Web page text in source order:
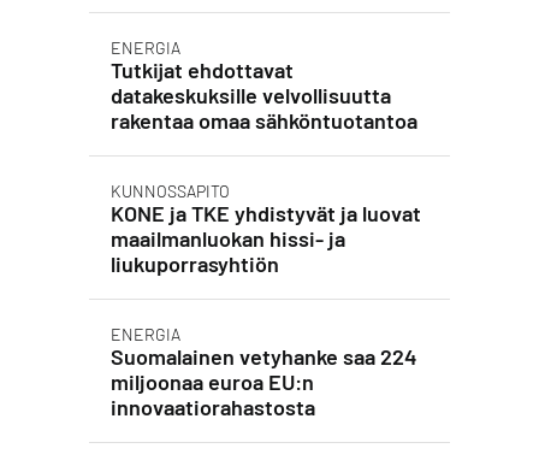
ENERGIA
Tutkijat ehdottavat
datakeskuksille velvollisuutta
rakentaa omaa sähköntuotantoa
KUNNOSSAPITO
KONE ja TKE yhdistyvät ja luovat
maailmanluokan hissi- ja
liukuporrasyhtiön
ENERGIA
Suomalainen vetyhanke saa 224
miljoonaa euroa EU:n
innovaatiorahastosta